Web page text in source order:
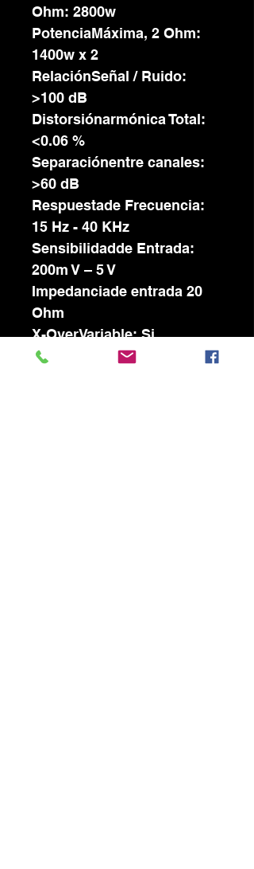
Ohm: 2800w
PotenciaMáxima, 2 Ohm:
1400w x 2
RelaciónSeñal / Ruido:
>100 dB
Distorsiónarmónica Total:
<0.06 %
Separaciónentre canales:
>60 dB
Respuestade Frecuencia:
15 Hz - 40 KHz
Sensibilidadde Entrada:
200m V – 5 V
Impedanciade entrada 20
Ohm
X-OverVariable: Si
Frecuenciapasa Altos: 60